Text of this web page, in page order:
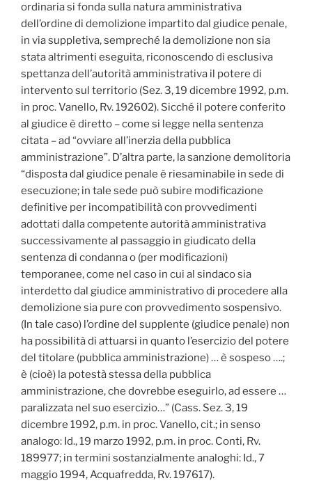
ordinaria si fonda sulla natura amministrativa
dell’ordine di demolizione impartito dal giudice penale,
in via suppletiva, sempreché la demolizione non sia
stata altrimenti eseguita, riconoscendo di esclusiva
spettanza dell’autorità amministrativa il potere di
intervento sul territorio (Sez. 3, 19 dicembre 1992, p.m.
in proc. Vanello, Rv. 192602). Sicché il potere conferito
al giudice è diretto – come si legge nella sentenza
citata – ad “ovviare all’inerzia della pubblica
amministrazione”. D’altra parte, la sanzione demolitoria
“disposta dal giudice penale è riesaminabile in sede di
esecuzione; in tale sede può subire modificazione
definitive per incompatibilità con provvedimenti
adottati dalla competente autorità amministrativa
successivamente al passaggio in giudicato della
sentenza di condanna o (per modificazioni)
temporanee, come nel caso in cui al sindaco sia
interdetto dal giudice amministrativo di procedere alla
demolizione sia pure con provvedimento sospensivo.
(In tale caso) l’ordine del supplente (giudice penale) non
ha possibilità di attuarsi in quanto l’esercizio del potere
del titolare (pubblica amministrazione) … è sospeso ….;
è (cioè) la potestà stessa della pubblica
amministrazione, che dovrebbe eseguirlo, ad essere …
paralizzata nel suo esercizio…” (Cass. Sez. 3, 19
dicembre 1992, p.m. in proc. Vanello, cit.; in senso
analogo: Id., 19 marzo 1992, p.m. in proc. Conti, Rv.
189977; in termini sostanzialmente analoghi: Id., 7
maggio 1994, Acquafredda, Rv. 197617).